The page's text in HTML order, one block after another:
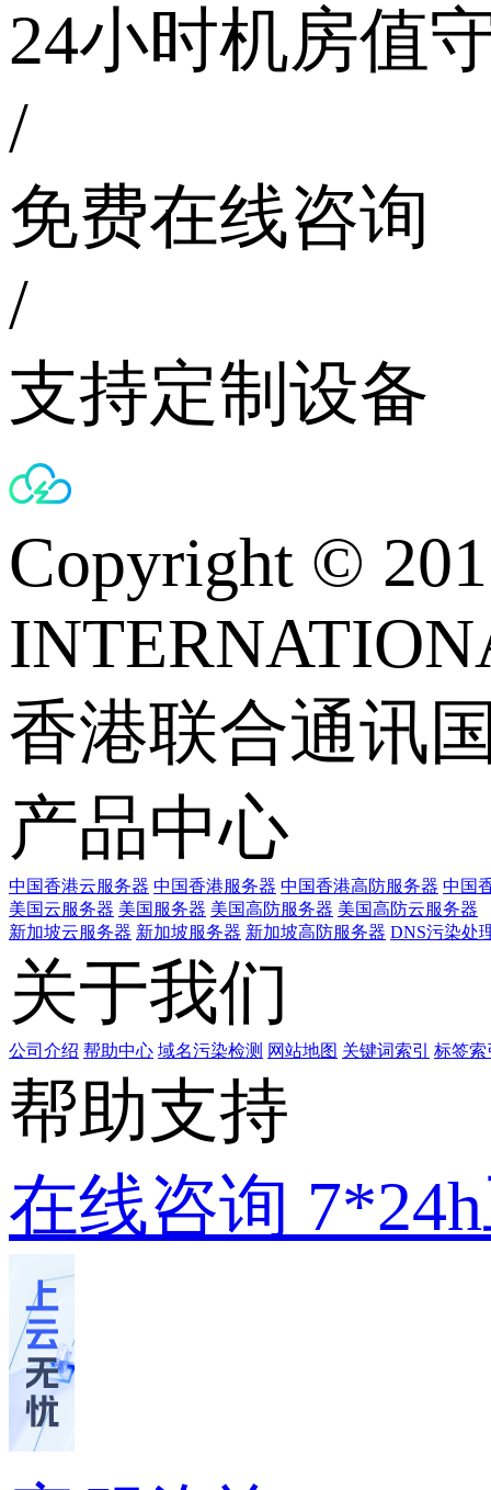
24小时机房值
/
免费在线咨询
/
支持定制设备
Copyright ©
香港联合通讯
产品中心
中国香港云服务器 中国香港服务器 中国香港高防服务器 中国
美国云服务器 美国服务器 美国高防服务器 美国高防云服务器
新加坡云服务器 新加坡服务器 新加坡高防服务器 DNS污染处
关于我们
公司介绍 帮助中心 域名污染检测 网站地图 关键词索引 标签索
帮助支持
在线咨询